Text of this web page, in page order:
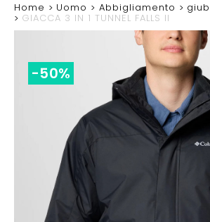
Home Uomo Abbigliamento
GIACCA 3 IN 1 TUNNEL FALLS II
-50%